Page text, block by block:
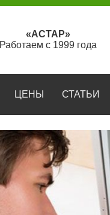
«АСТАР»
Работаем с 1999 года
ЦЕНЫ СТАТЬИ